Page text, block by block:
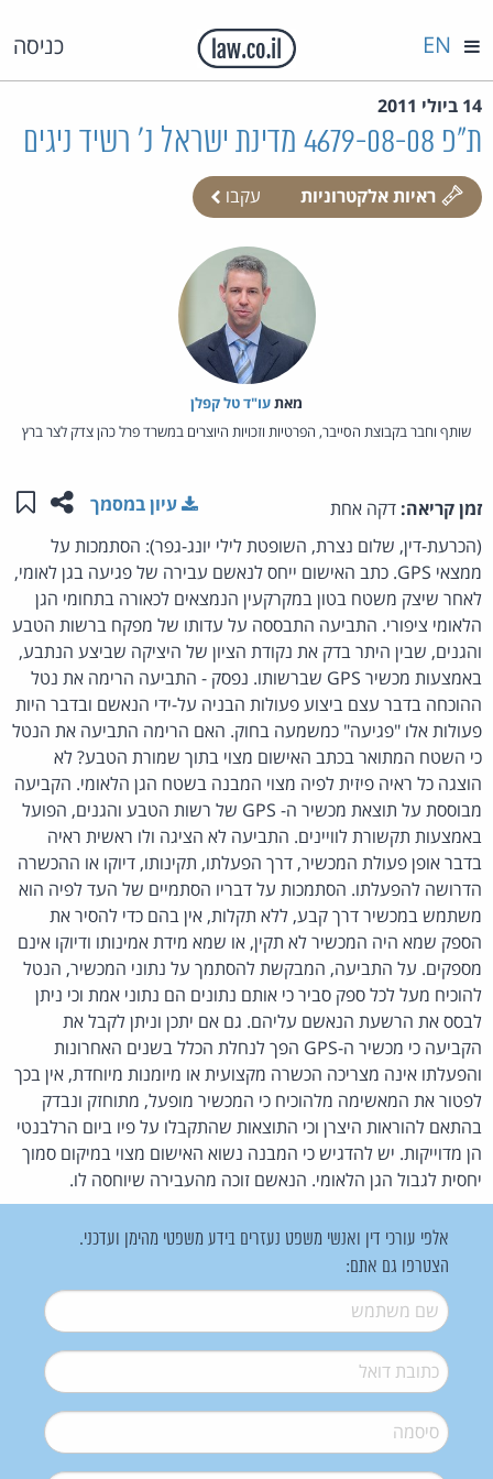
כניסה EN
14 ביולי 2011
ת"פ 4679-08-08 מדינת ישראל נ' רשיד ניגים
ראיות אלקטרוניות עקבו
מאת‏עו"ד טל קפלן
שותף וחבר בקבוצת הסייבר, הפרטיות וזכויות היוצרים במשרד פרל כהן צדק לצר ברץ
זמן קריאה: דקה אחת שתפו
עיון במסמך
(הכרעת-דין, שלום נצרת, השופטת לילי יונג-גפר): הסתמכות על
ממצאי GPS. כתב האישום ייחס לנאשם עבירה של פגיעה בגן לאומי,
לאחר שיצק משטח בטון במקרקעין הנמצאים לכאורה בתחומי הגן
הלאומי ציפורי. התביעה התבססה על עדותו של מפקח ברשות הטבע
והגנים, שבין היתר בדק את נקודת הציון של היציקה שביצע הנתבע,
באמצעות מכשיר GPS שברשותו. נפסק - התביעה הרימה את נטל
ההוכחה בדבר עצם ביצוע פעולות הבניה על-ידי הנאשם ובדבר היות
פעולות אלו "פגיעה" כמשמעה בחוק. האם הרימה התביעה את הנטל
כי השטח המתואר בכתב האישום מצוי בתוך שמורת הטבע? לא
הוצגה כל ראיה פיזית לפיה מצוי המבנה בשטח הגן הלאומי. הקביעה
מבוססת על תוצאת מכשיר ה- GPS של רשות הטבע והגנים, הפועל
באמצעות תקשורת לוויינים. התביעה לא הציגה ולו ראשית ראיה
בדבר אופן פעולת המכשיר, דרך הפעלתו, תקינותו, דיוקו או ההכשרה
הדרושה להפעלתו. הסתמכות על דבריו הסתמיים של העד לפיה הוא
משתמש במכשיר דרך קבע, ללא תקלות, אין בהם כדי להסיר את
הספק שמא היה המכשיר לא תקין, או שמא מידת אמינותו ודיוקו אינם
מספקים. על התביעה, המבקשת להסתמך על נתוני המכשיר, הנטל
להוכיח מעל לכל ספק סביר כי אותם נתונים הם נתוני אמת וכי ניתן
לבסס את הרשעת הנאשם עליהם. גם אם יתכן וניתן לקבל את
הקביעה כי מכשיר ה-GPS הפך לנחלת הכלל בשנים האחרונות
והפעלתו אינה מצריכה הכשרה מקצועית או מיומנות מיוחדת, אין בכך
לפטור את המאשימה מלהוכיח כי המכשיר מופעל, מתוחזק ונבדק
בהתאם להוראות היצרן וכי התוצאות שהתקבלו על פיו ביום הרלבנטי
הן מדוייקות. יש להדגיש כי המבנה נשוא האישום מצוי במיקום סמוך
יחסית לגבול הגן הלאומי. הנאשם זוכה מהעבירה שיוחסה לו.
אלפי עורכי דין ואנשי משפט נעזרים בידע משפטי מהימן ועדכני.
הצטרפו גם אתם:
שם משתמש*
דואל*
סיסמה*